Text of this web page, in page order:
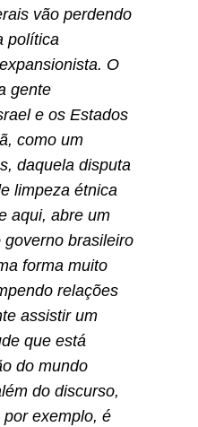
vão perdendo
política
O
gente
e os Estados
como um
daquela disputa
limpeza étnica
aqui, abre um
brasileiro
forma muito
relações
assistir um
que está
do mundo
do discurso,
exemplo, é